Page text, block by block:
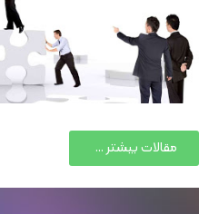
مقالات بیشتر ...